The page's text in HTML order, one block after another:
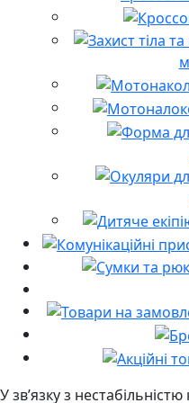
У звʼязку з